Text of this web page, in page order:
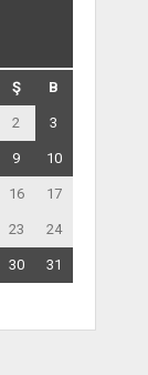
Ş B
2 3
9 10
16 17
23 24
30
31